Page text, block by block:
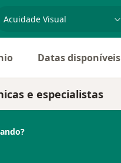
Datas disponíveis
e especialistas